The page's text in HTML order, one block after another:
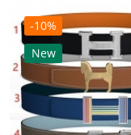
-10%
New